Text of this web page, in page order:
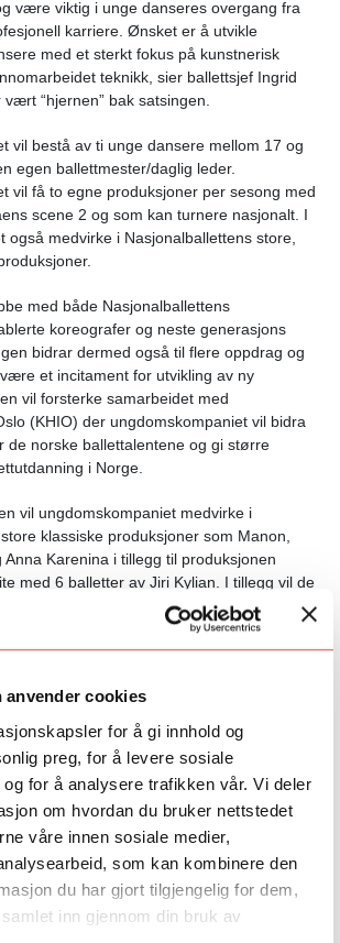
anvender cookies
for å gi innhold og
preg, for å levere sosiale
for å analysere trafikken vår. Vi deler
om hvordan du bruker nettstedet
våre innen sosiale medier,
som kan kombinere den
du har gjort tilgjengelig for dem,
inn gjennom din bruk av
være viktig i unge danseres overgang fra
karriere. Ønsket er å utvikle
med et sterkt fokus på kunstnerisk
teknikk, sier ballettsjef Ingrid
“hjernen” bak satsingen.
vil bestå av ti unge dansere mellom 17 og
egen ballettmester/daglig leder.
vil få to egne produksjoner per sesong med
scene 2 og som kan turnere nasjonalt. I
også medvirke i Nasjonalballettens store,
med både Nasjonalballettens
koreografer og neste generasjons
bidrar dermed også til flere oppdrag og
et incitament for utvikling av ny
vil forsterke samarbeidet med
(KHIO) der ungdomskompaniet vil bidra
de norske ballettalentene og gi større
i Norge.
vil ungdomskompaniet medvirke i
klassiske produksjoner som Manon,
Karenina i tillegg til produksjonen
med 6 balletter av Jiri Kylian. I tillegg vil de
egne premiere på Scene 2 med egen
repertoar og ny norsk koreografi.
share” programmet for tverrfaglig utvikling
i forbindelse med
i 2016.
Norges eneste profesjonelle ballettkompani
seg et solid internasjonalt ry.
da en kjernegruppe av
vil gå av med pensjon. For